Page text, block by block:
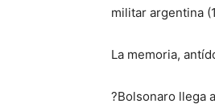
militar argentina
La memoria,
?Bolsonaro llega